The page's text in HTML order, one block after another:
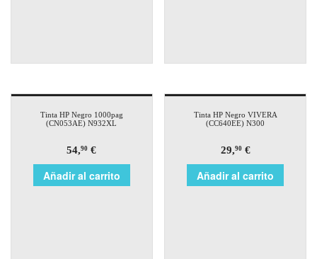
Tinta HP Negro 1000pag
(CN053AE) N932XL
54,90 €
Añadir al carrito
Tinta HP Negro VIVERA
(CC640EE) N300
29,90€
Añadir al carrito